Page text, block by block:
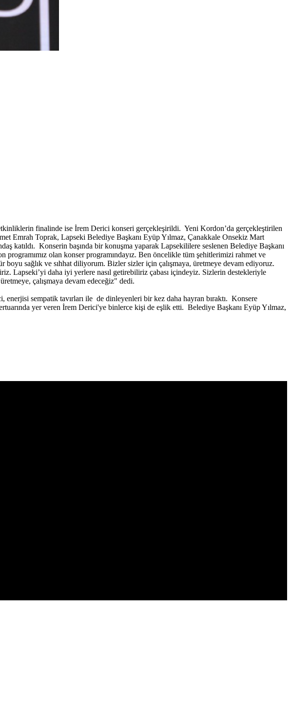
finalinde ise İrem Derici konseri gerçekleşirildi. Yeni Kordon’da gerçekleştirilen
Emrah Toprak, Lapseki Belediye Başkanı Eyüp Yılmaz, Çanakkale Onsekiz Mart
katıldı. Konserin başında bir konuşma yaparak Lapsekililere seslenen Belediye Başkanı
olan konser programındayız. Ben öncelikle tüm şehitlerimizi rahmet ve
sağlık ve sıhhat diliyorum. Bizler sizler için çalışmaya, üretmeye devam ediyoruz.
Lapseki’yi daha iyi yerlere nasıl getirebiliriz çabası içindeyiz. Sizlerin destekleriyle
çalışmaya devam edeceğiz" dedi.
enerjisi sempatik tavırları ile de dinleyenleri bir kez daha hayran bıraktı. Konsere
yer veren İrem Derici'ye binlerce kişi de eşlik etti. Belediye Başkanı Eyüp Yılmaz,